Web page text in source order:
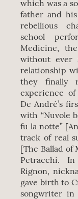
which was a
father and his
rebellious
school
Medicine,
without ever
relationship
they finally
experience of
De André’s
with “Nuvole
fu la notte”
track of real
[The Ballad of
Petracchi.
Rignon,
gave birth to
songwriter